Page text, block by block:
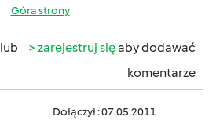
Góra strony
lub zarejestruj sięaby dodawać
komentarze
Dołączył : 07.05.2011